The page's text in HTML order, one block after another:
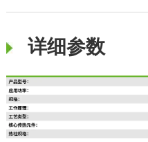
详细参数